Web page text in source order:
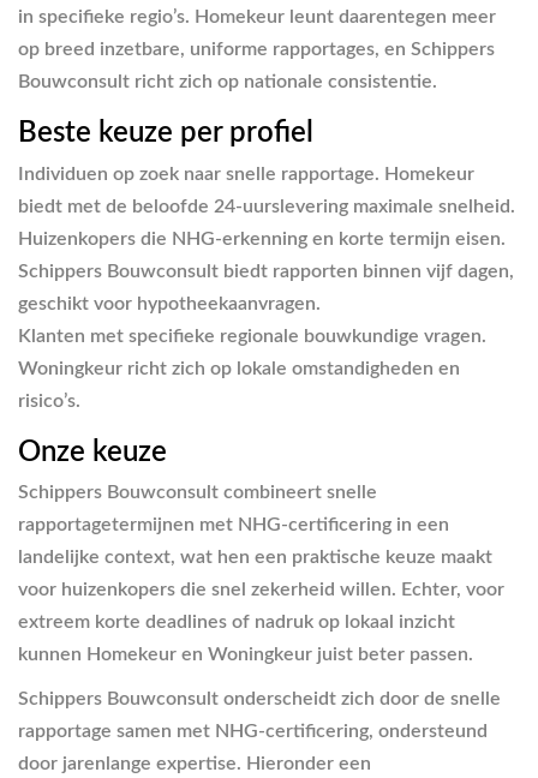
in specifieke regio’s. Homekeur leunt daarentegen meer
op breed inzetbare, uniforme rapportages, en Schippers
Bouwconsult richt zich op nationale consistentie.
Beste keuze per profiel
Individuen op zoek naar snelle rapportage. Homekeur
biedt met de beloofde 24-uurslevering maximale snelheid.
Huizenkopers die NHG-erkenning en korte termijn eisen.
Schippers Bouwconsult biedt rapporten binnen vijf dagen,
geschikt voor hypotheekaanvragen.
Klanten met specifieke regionale bouwkundige vragen.
Woningkeur richt zich op lokale omstandigheden en
risico’s.
Onze keuze
Schippers Bouwconsult combineert snelle
rapportagetermijnen met NHG-certificering in een
landelijke context, wat hen een praktische keuze maakt
voor huizenkopers die snel zekerheid willen. Echter, voor
extreem korte deadlines of nadruk op lokaal inzicht
kunnen Homekeur en Woningkeur juist beter passen.
Schippers Bouwconsult onderscheidt zich door de snelle
rapportage samen met NHG-certificering, ondersteund
door jarenlange expertise. Hieronder een